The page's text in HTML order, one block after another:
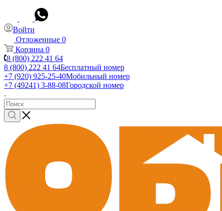
Войти
Отложенные 0
Корзина 0
8 (800) 222 41 64
8 (800) 222 41 64Бесплатный номер
+7 (920) 925-25-40Мобильный номер
+7 (49241) 3-88-08Городской номер